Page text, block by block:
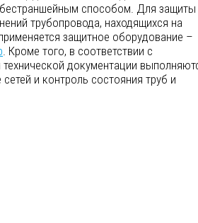
способом. Для защиты
трубопровода, находящихся на
защитное оборудование –
. Кроме того, в соответствии с
документации
и контроль состояния труб и